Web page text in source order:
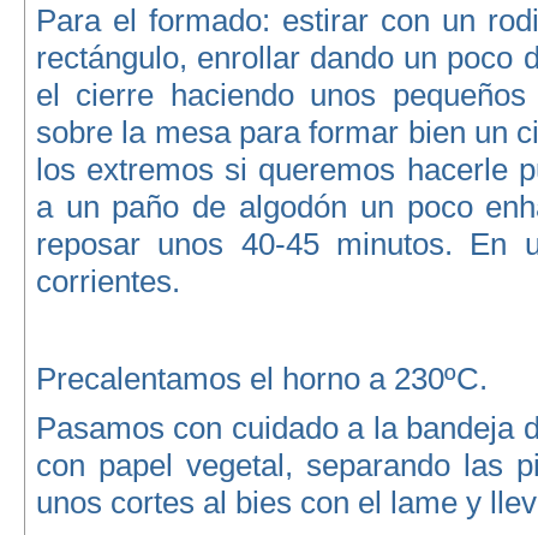
Para el formado: estirar con un
rectángulo, enrollar dando un poco
el cierre haciendo unos
sobre la mesa para formar bien un
los extremos si queremos hacerle
a un paño de algodón un poco
reposar unos 40-45 minutos. En
corrientes.
Precalentamos el horno a 230ºC.
Pasamos con cuidado a la bandeja
con papel vegetal, separando las
unos cortes al bies con el lame y